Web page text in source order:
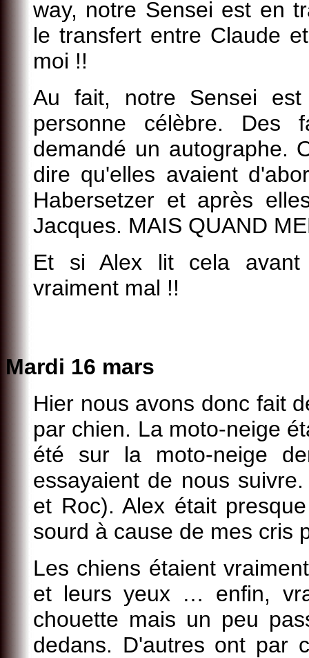
way, notre Sensei est en
le transfert entre Claude
moi !!
Au fait, notre Sensei
personne célèbre.
demandé un autographe.
dire qu'elles avaient
Habersetzer et après
Jacques. MAIS QUAND
Et si Alex lit cela avant
vraiment mal !!
Mardi 16 mars
Hier nous avons donc fait
par chien. La moto-neige
été sur la moto-neige
essayaient de nous
et Roc). Alex était
sourd à cause de mes cris
Les chiens étaient
et leurs yeux … enfin,
chouette mais un peu
dedans. D'autres ont par